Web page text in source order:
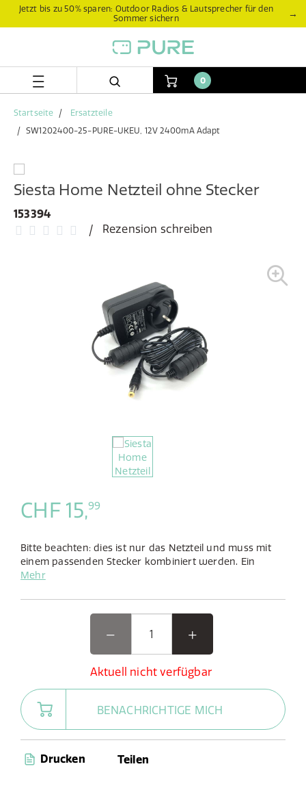
Zum
ZumJetzt bis zu 50% sparen: Outdoor Radios & Lautsprecher für den
Sommer sichern
→
0
Startseite
Ersatzteile
SW1202400-25-PURE-UKEU, 12V 2400mA Adapt
Siesta Home Netzteil ohne Stecker
153394
Rezension schreiben
CHF 15,99
Bitte beachten: dies ist nur das Netzteil und muss mit
einem passenden Stecker kombiniert werden. Ein
passender Stecker kann unten gefunden werden.
Mehr
Aktuell nicht verfügbar
BENACHRICHTIGE MICH
Drucken Teilen